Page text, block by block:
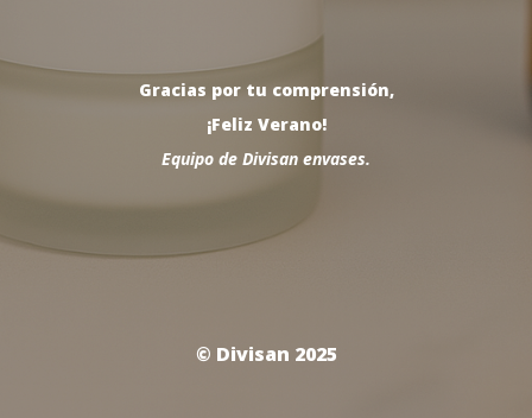
Gracias por tu comprensión,
¡Feliz Verano!
Equipo de Divisan envases.
© Divisan 2025